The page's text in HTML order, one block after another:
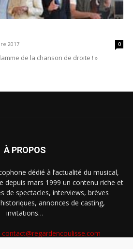
2017 0
de la chanson de droite ! »
À PROPOS
dédié à l’actualité du musical,
depuis mars 1999 un contenu riche et
de spectacles, interviews, brèves
annonces de casting,
invitations…
contact@regardencoulisse.com